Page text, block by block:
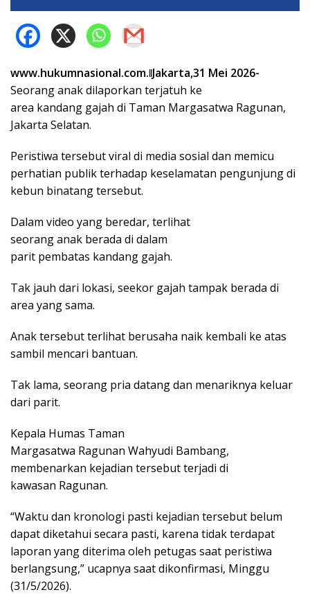
www.hukumnasional.com.ǁJakarta,31 Mei 2026-
Seorang anak dilaporkan terjatuh ke
area kandang gajah di Taman Margasatwa Ragunan,
Jakarta Selatan.
Peristiwa tersebut viral di media sosial dan memicu
perhatian publik terhadap keselamatan pengunjung di
kebun binatang tersebut.
Dalam video yang beredar, terlihat
seorang anak berada di dalam
parit pembatas kandang gajah.
Tak jauh dari lokasi, seekor gajah tampak berada di
area yang sama.
Anak tersebut terlihat berusaha naik kembali ke atas
sambil mencari bantuan.
Tak lama, seorang pria datang dan menariknya keluar
dari parit.
Kepala Humas Taman
Margasatwa Ragunan Wahyudi Bambang,
membenarkan kejadian tersebut terjadi di
kawasan Ragunan.
“Waktu dan kronologi pasti kejadian tersebut belum
dapat diketahui secara pasti, karena tidak terdapat
laporan yang diterima oleh petugas saat peristiwa
berlangsung,” ucapnya saat dikonfirmasi, Minggu
(31/5/2026).